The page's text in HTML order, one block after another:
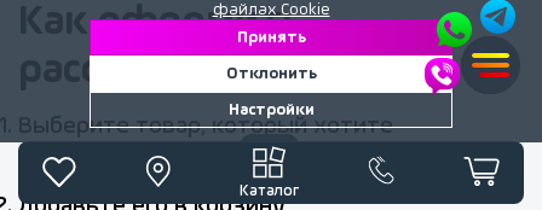
Каталог
Как оформить
рассрочку?
Выберите товар, который хотите
приобрести
файлах Cookie
Принять
Отклонить
Настройки